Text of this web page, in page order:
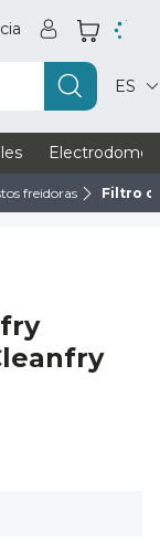
ES
freidoras Filtro